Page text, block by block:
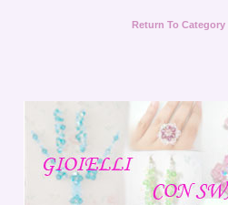
Return To Category